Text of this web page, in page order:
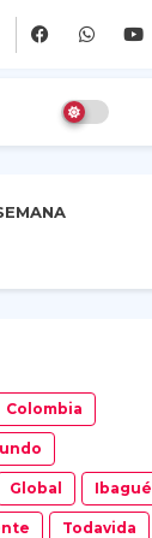
Colombia
Global Ibagué
Todavida